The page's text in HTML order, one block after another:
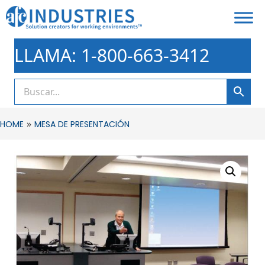
LLAMA: 1-800-663-3412
HOME » MESA DE PRESENTACIÓN